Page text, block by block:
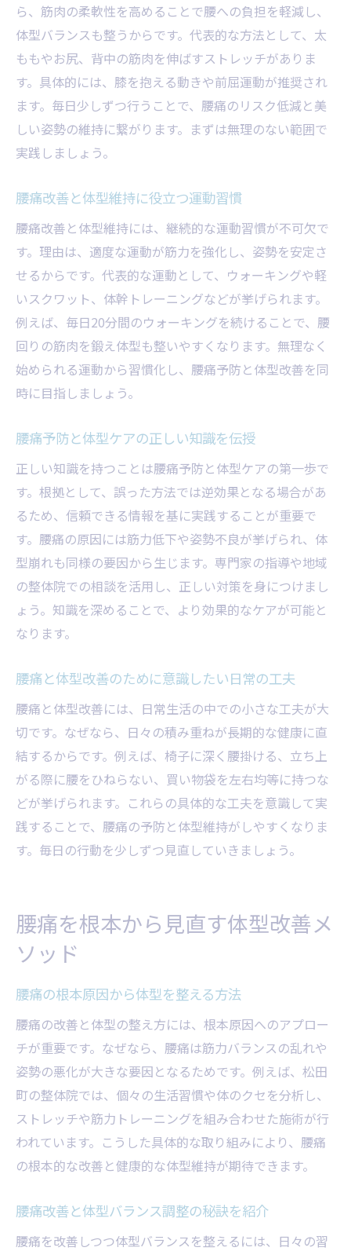
ら、筋肉の柔軟性を高めることで腰への負担を軽減し、
体型バランスも整うからです。代表的な方法として、太
ももやお尻、背中の筋肉を伸ばすストレッチがありま
す。具体的には、膝を抱える動きや前屈運動が推奨され
ます。毎日少しずつ行うことで、腰痛のリスク低減と美
しい姿勢の維持に繋がります。まずは無理のない範囲で
実践しましょう。
腰痛改善と体型維持に役立つ運動習慣
腰痛改善と体型維持には、継続的な運動習慣が不可欠で
す。理由は、適度な運動が筋力を強化し、姿勢を安定さ
せるからです。代表的な運動として、ウォーキングや軽
いスクワット、体幹トレーニングなどが挙げられます。
例えば、毎日20分間のウォーキングを続けることで、腰
回りの筋肉を鍛え体型も整いやすくなります。無理なく
始められる運動から習慣化し、腰痛予防と体型改善を同
時に目指しましょう。
腰痛予防と体型ケアの正しい知識を伝授
正しい知識を持つことは腰痛予防と体型ケアの第一歩で
す。根拠として、誤った方法では逆効果となる場合があ
るため、信頼できる情報を基に実践することが重要で
す。腰痛の原因には筋力低下や姿勢不良が挙げられ、体
型崩れも同様の要因から生じます。専門家の指導や地域
の整体院での相談を活用し、正しい対策を身につけまし
ょう。知識を深めることで、より効果的なケアが可能と
なります。
腰痛と体型改善のために意識したい日常の工夫
腰痛と体型改善には、日常生活の中での小さな工夫が大
切です。なぜなら、日々の積み重ねが長期的な健康に直
結するからです。例えば、椅子に深く腰掛ける、立ち上
がる際に腰をひねらない、買い物袋を左右均等に持つな
どが挙げられます。これらの具体的な工夫を意識して実
践することで、腰痛の予防と体型維持がしやすくなりま
す。毎日の行動を少しずつ見直していきましょう。
腰痛を根本から見直す体型改善メ
ソッド
腰痛の根本原因から体型を整える方法
腰痛の改善と体型の整え方には、根本原因へのアプロー
チが重要です。なぜなら、腰痛は筋力バランスの乱れや
姿勢の悪化が大きな要因となるためです。例えば、松田
町の整体院では、個々の生活習慣や体のクセを分析し、
ストレッチや筋力トレーニングを組み合わせた施術が行
われています。こうした具体的な取り組みにより、腰痛
の根本的な改善と健康的な体型維持が期待できます。
腰痛改善と体型バランス調整の秘訣を紹介
腰痛を改善しつつ体型バランスを整えるには、日々の習